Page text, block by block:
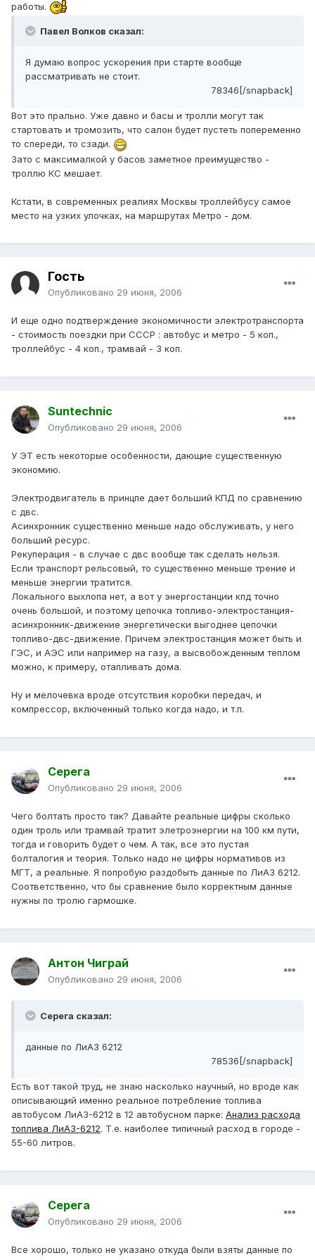
работы.
Павел Волков сказал:
Я думаю вопрос ускорения при старте вообще
рассматривать не стоит.
78346[/snapback]
Вот это прально. Уже давно и басы и тролли могут так
стартовать и тромозить, что салон будет пустеть попеременно
то спереди, то сзади.
Зато с максималкой у басов заметное преимущество -
троллю КС мешает.
Кстати, в современных реалиях Москвы троллейбусу самое
место на узких улочках, на маршрутах Метро - дом.
Гость
Опубликовано 29 июня, 2006
И еще одно подтверждение экономичности электротранспорта
- стоимость поездки при СССР : автобус и метро - 5 коп.,
троллейбус - 4 коп., трамвай - 3 коп.
Suntechnic
Опубликовано 29 июня, 2006
У ЭТ есть некоторые особенности, дающие существенную
экономию.
Электродвигатель в принцпе дает больший КПД по сравнению
с двс.
Асинхронник существенно меньше надо обслуживать, у него
больший ресурс.
Рекуперация - в случае с двс вообще так сделать нельзя.
Если транспорт рельсовый, то существенно меньше трение и
меньше энергии тратится.
Локального выхлопа нет, а вот у энергостанции кпд точно
очень большой, и поэтому цепочка топливо-электростанция-
асинхронник-движение энергетически выгоднее цепочки
топливо-двс-движение. Причем электростанция может быть и
ГЭС, и АЭС или например на газу, а высвобожденным теплом
можно, к примеру, отапливать дома.
Ну и мелочевка вроде отсутствия коробки передач, и
компрессор, включенный только когда надо, и т.п.
Серега
Опубликовано 29 июня, 2006
Чего болтать просто так? Давайте реальные цифры сколько
один троль или трамвай тратит элетроэнергии на 100 км пути,
тогда и говорить будет о чем. А так, все это пустая
болталогия и теория. Только надо не цифры нормативов из
МГТ, а реальные. Я попробую раздобыть данные по ЛиАЗ 6212.
Соответственно, что бы сравнение было корректным данные
нужны по тролю гармошке.
Антон Чиграй
Опубликовано 29 июня, 2006
Серега сказал:
данные по ЛиАЗ 6212
78536[/snapback]
Есть вот такой труд, не знаю насколько научный, но вроде как
описывающий именно реальное потребление топлива
автобусом ЛиАЗ-6212 в 12 автобусном парке: Анализ расхода
топлива ЛиАЗ-6212. Т.е. наиболее типичный расход в городе -
55-60 литров.
Серега
Опубликовано 29 июня, 2006
Все хорошо, только не указано откуда были взяты данные по